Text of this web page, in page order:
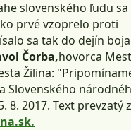
slovenského ľudu sa
prvé vzoprelo proti
sa tak do dejín
Čorba,hovorca
Žilina:
Slovenského
8. 2017. Text prevzatý